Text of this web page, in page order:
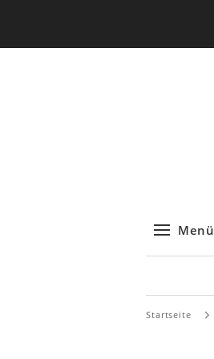
Menü
Startseite